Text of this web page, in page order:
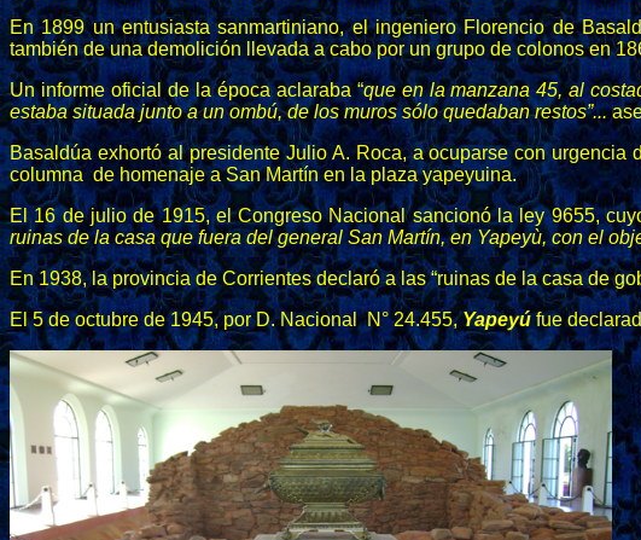
En 1899 un entusiasta sanmartiniano, el ingeniero Florencio de
también de una demolición llevada a cabo por un grupo de colonos en
Un informe oficial de la época aclaraba “que en la manzana 45, al
estaba situada junto a un ombú, de los muros sólo quedaban restos”...
Basaldúa exhortó al presidente Julio A. Roca, a ocuparse con
columna de homenaje a San Martín en la plaza yapeyuina.
El 16 de julio de 1915, el Congreso Nacional sancionó la ley 9655,
ruinas de la casa que fuera del general San Martín, en Yapeyù, con el
En 1938, la provincia de Corrientes declaró a las “ruinas de la casa de
El 5 de octubre de 1945, por D. Nacional N° 24.455,Yapeyúfue